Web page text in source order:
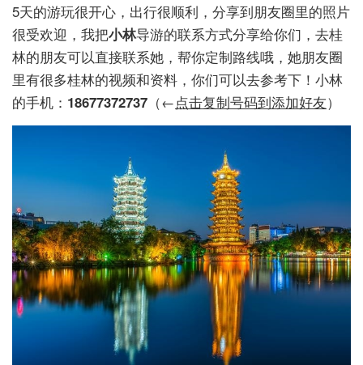
5天的游玩很开心，出行很顺利，分享到朋友圈里的照片
很受欢迎，我把小林导游的联系方式分享给你们，去桂
林的朋友可以直接联系她，帮你定制路线哦，她朋友圈
里有很多桂林的视频和资料，你们可以去参考下！小林
的手机： 18677372737 （←点击复制号码到添加好友）